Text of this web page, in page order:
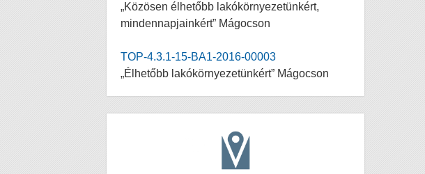
„Közösen élhetőbb lakókörnyezetünkért,
mindennapjainkért” Mágocson
TOP-4.3.1-15-BA1-2016-00003
„Élhetőbb lakókörnyezetünkért” Mágocson